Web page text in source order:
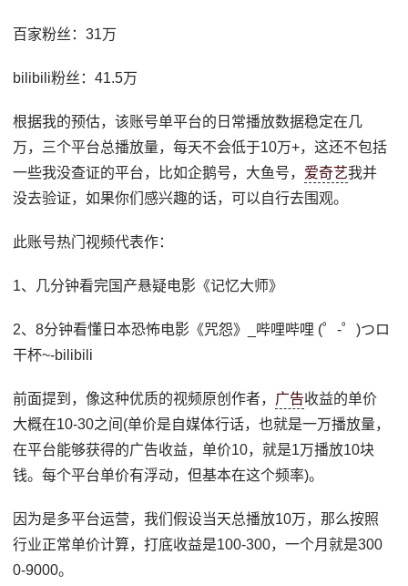
百家粉丝：31万
bilibili粉丝：41.5万
根据我的预估，该账号单平台的日常播放数据稳定在几
万，三个平台总播放量，每天不会低于10万+，这还不包括
一些我没查证的平台，比如企鹅号，大鱼号， 爱奇艺我并
没去验证，如果你们感兴趣的话，可以自行去围观。
此账号热门视频代表作：
1、几分钟看完国产悬疑电影《记忆大师》
2、8分钟看懂日本恐怖电影《咒怨》_哔哩哔哩 (゜-゜)つロ
干杯~-bilibili
前面提到，像这种优质的视频原创作者， 广告收益的单价
大概在10-30之间(单价是自媒体行话，也就是一万播放量，
在平台能够获得的广告收益，单价10，就是1万播放10块
钱。每个平台单价有浮动，但基本在这个频率)。
因为是多平台运营，我们假设当天总播放10万，那么按照
行业正常单价计算，打底收益是100-300，一个月就是300
0-9000。